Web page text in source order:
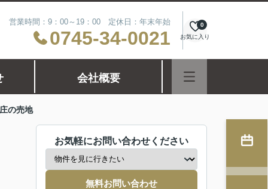
営業時間：9：00～19：00 定休日：年末年始
0745-34-0021 お気に入り
0
会社概要
の売地
お気軽にお問い合わせください
無料お問い合わせ